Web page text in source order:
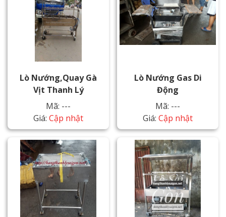
Lò Nướng,quay Gà
Vịt Thanh Lý
Mã: ---
Giá: Cập nhật
Lò Nướng Gas Di
Động
Mã: ---
Giá: Cập nhật